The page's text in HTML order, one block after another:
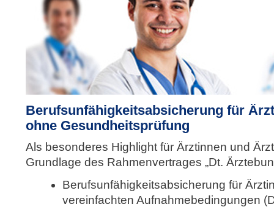
Berufsunfähigkeitsabsicherung für
ohne Gesundheitsprüfung
Als besonderes Highlight für Ärztinnen und
Grundlage des Rahmenvertrages „Dt.
Berufsunfähigkeitsabsicherung für
vereinfachten Aufnahmebedingungen